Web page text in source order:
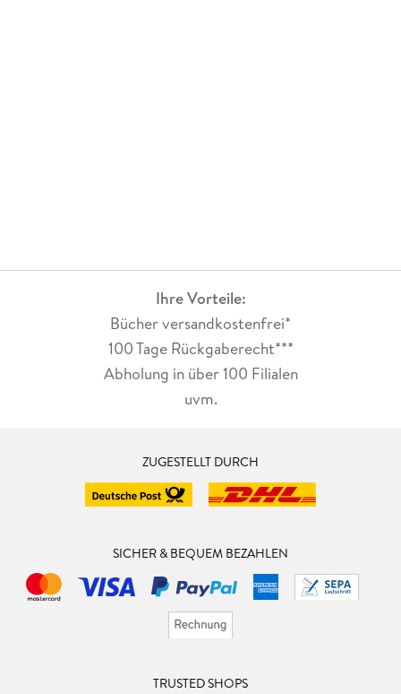
Ihre Vorteile:
Bücher versandkostenfrei*
100 Tage Rückgaberecht***
Abholung in über 100 Filialen
uvm.
ZUGESTELLT DURCH
SICHER & BEQUEM BEZAHLEN
TRUSTED SHOPS